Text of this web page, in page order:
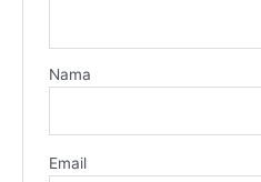
Nama
Email